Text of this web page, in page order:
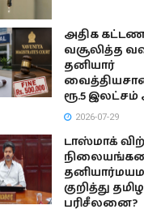
அதிக
வசூலித்த
தனியார்
ரூ.5
2026-07-29
டாஸ்மாக்
குறித்து
பரிசீலனை?